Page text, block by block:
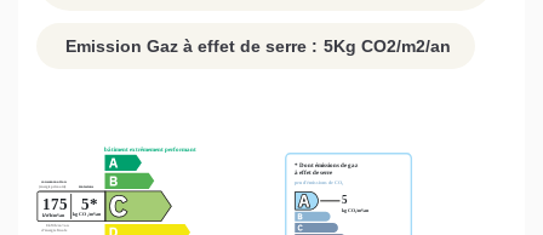
Emission Gaz à effet de serre : 5Kg CO2/m2/an